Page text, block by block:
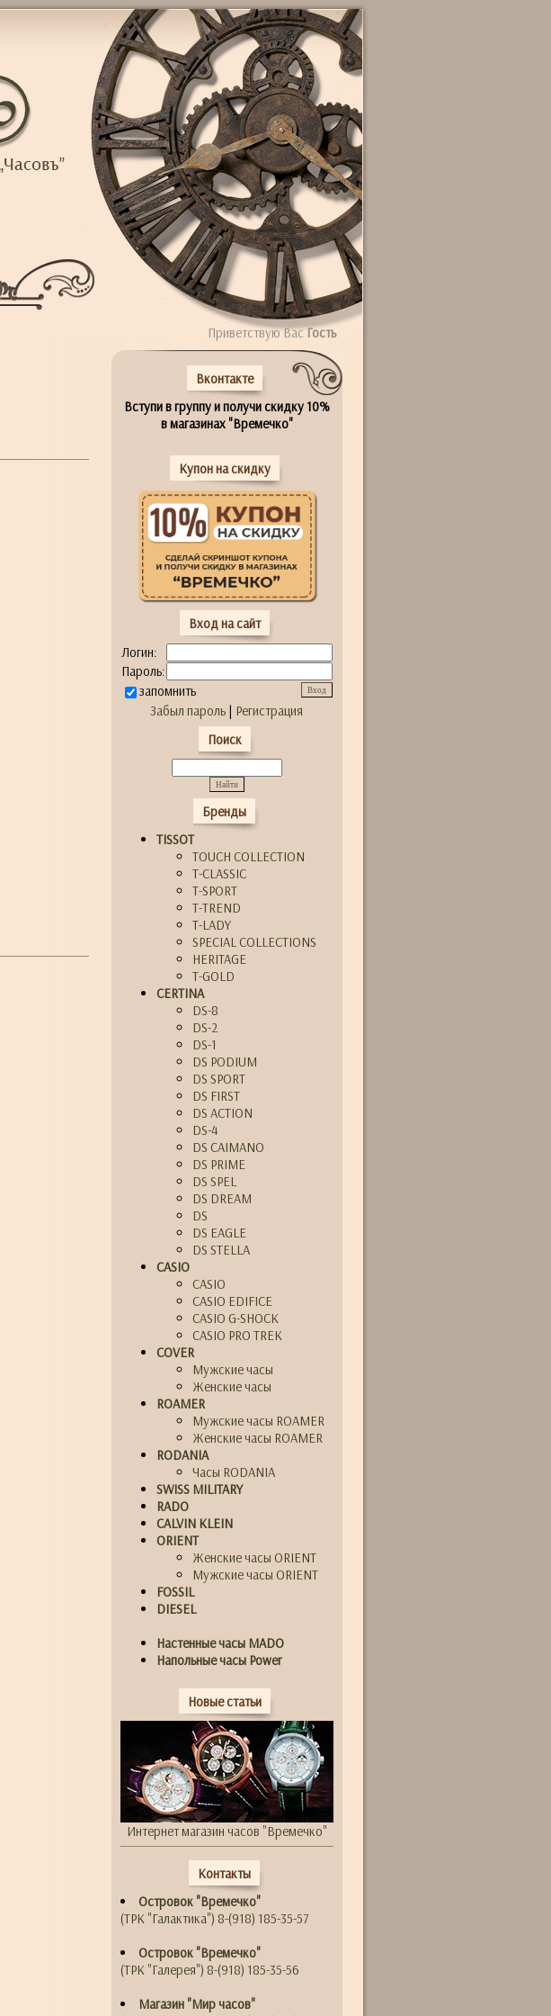
Приветствую ВасГость
Вконтакте
Вступи в группу и получи скидку 10%
в магазинах "Времечко"
Купон на скидку
Вход на сайт
Логин:
Пароль:
запомнить
Забыл пароль | Регистрация
Поиск
Бренды
TISSOT
TOUCH COLLECTION
T-CLASSIC
T-SPORT
T-TREND
T-LADY
SPECIAL COLLECTIONS
HERITAGE
T-GOLD
CERTINA
DS-8
DS-2
DS-1
DS PODIUM
DS SPORT
DS FIRST
DS ACTION
DS-4
DS CAIMANO
DS PRIME
DS SPEL
DS DREAM
DS
DS EAGLE
DS STELLA
CASIO
CASIO
CASIO EDIFICE
CASIO G-SHOCK
CASIO PRO TREK
COVER
Мужские часы
Женские часы
ROAMER
Мужские часы ROAMER
Женские часы ROAMER
RODANIA
Часы RODANIA
SWISS MILITARY
RADO
CALVIN KLEIN
ORIENT
Женские часы ORIENT
Мужские часы ORIENT
FOSSIL
DIESEL
Настенные часы MADO
Напольные часы Power
Новые статьи
Интернет магазин часов "Времечко"
Контакты
Островок "Времечко"
(ТРК "Галактика") 8-(918) 185-35-57
Островок "Времечко"
(ТРК "Галерея") 8-(918) 185-35-56
Магазин "Мир часов"